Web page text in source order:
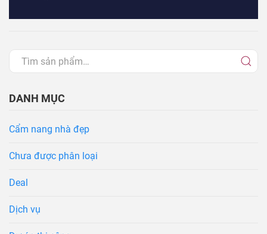
DANH MỤC
Cẩm nang nhà đẹp
Chưa được phân loại
Deal
Dịch vụ